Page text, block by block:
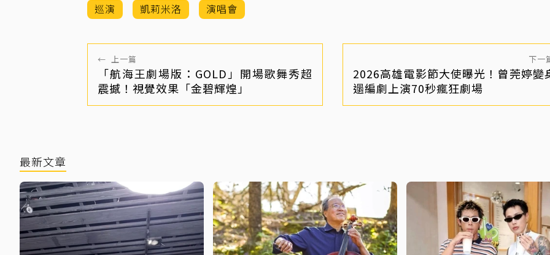
巡演 凱莉米洛 演唱會
← 上一篇
「航海王劇場版：GOLD」開場歌舞秀超
震撼！視覺效果「金碧輝煌」
下一
2026高雄電影節大使曝光！曾莞婷變
遢編劇上演70秒瘋狂劇場
最新文章